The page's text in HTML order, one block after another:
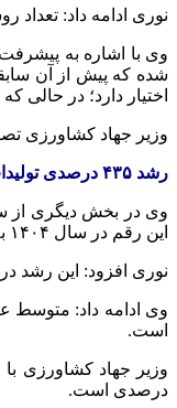
نوری ادامه داد: تعداد روستاهای دارای آب آشامیدنی لوله‌کشی
وی با اشاره به
اختیار دارد؛ در حالی که
وزیر جهاد کشاورزی
رشد ۴۳۵ درصدی تولیدات کشاورزی و جهش بهره‌وری پس از انقلاب
این رقم در سال ۱۴۰۴ به ۱۳۹ میلیون تن رسیده که نشان‌دهنده رشد حدود ۴۳۵ درصدی است.
نوری افزود: این رشد
است.
درصدی است.